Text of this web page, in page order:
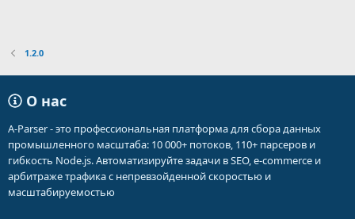
1.2.0
О нас
A-Parser - это профессиональная платформа для сбора данных
промышленного масштаба: 10 000+ потоков, 110+ парсеров и
гибкость Node.js. Автоматизируйте задачи в SEO, e-commerce и
арбитраже трафика с непревзойденной скоростью и
масштабируемостью